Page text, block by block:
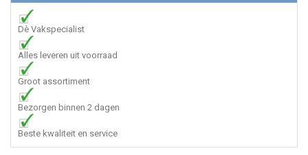
Dè Vakspecialist
Alles leveren uit voorraad
Groot assortiment
Bezorgen binnen 2 dagen
Beste kwaliteit en service